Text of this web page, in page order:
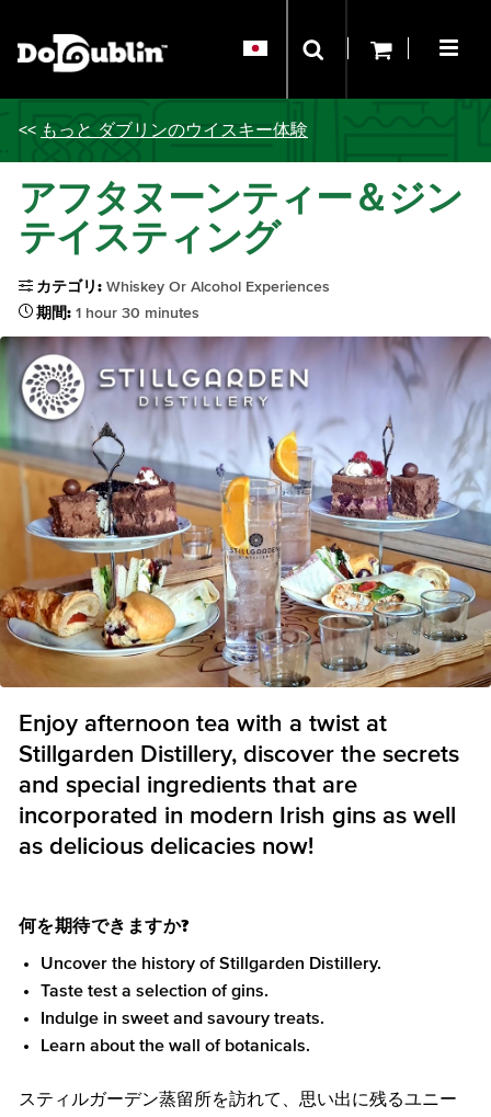
<< もっと ダブリンのウイスキー体験
アフタヌーンティー＆ジン
テイスティング
カテゴリ: Whiskey Or Alcohol Experiences
期間: 1 hour 30 minutes
Enjoy afternoon tea with a twist at
Stillgarden Distillery, discover the secrets
and special ingredients that are
incorporated in modern Irish gins as well
as delicious delicacies now!
何を期待できますか?
Uncover the history of Stillgarden Distillery.
Taste test a selection of gins.
Indulge in sweet and savoury treats.
Learn about the wall of botanicals.
スティルガーデン蒸留所を訪れて、思い出に残るユニー